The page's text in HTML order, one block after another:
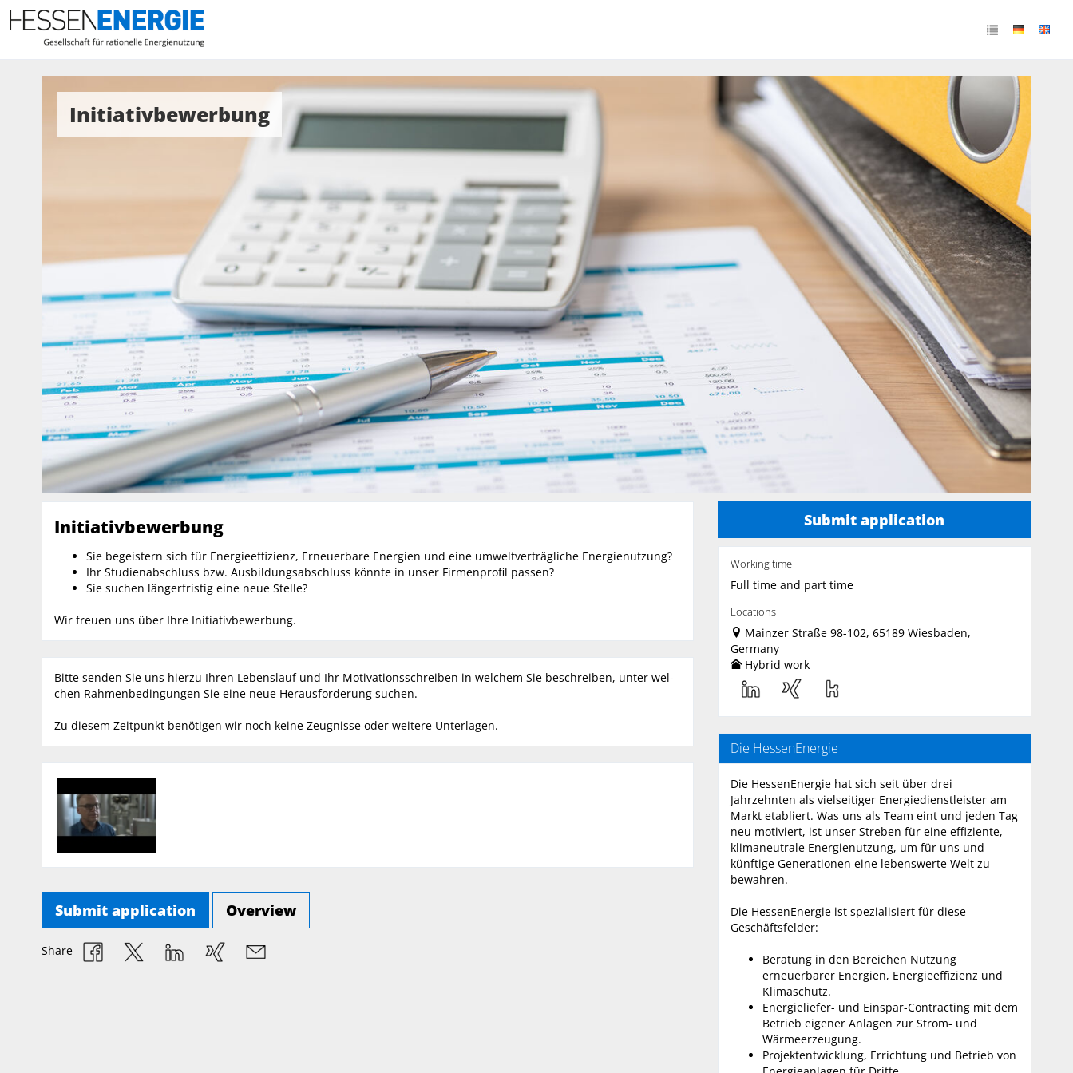
Initiativbewerbung
Initiativbewerbung
Sie begeistern sich für Energieeffizienz, Erneuerbare Energien und eine umweltverträgliche Energie­nutzung?
Ihr Studienabschluss bzw. Ausbildungsabschluss könnte in unser Firmen­profil passen?
Sie suchen längerfristig eine neue Stelle?
Wir freuen uns über Ihre Initiativ­bewerbung.
Bitte senden Sie uns hierzu Ihren Lebenslauf und Ihr Motivationsschreiben in welchem Sie beschreiben, unter wel­
chen Rah­men­bedingungen Sie eine neue Heraus­forderung suchen.
Zu diesem Zeitpunkt benötigen wir noch keine Zeugnisse oder weitere Unter­la­gen.
Submit application Overview
Share
Submit application
Working time
Full time and part time
Locations
Mainzer Straße 98-102, 65189 Wiesbaden,
Germany
Hybrid work
Die HessenEnergie
Die HessenEnergie hat sich seit über drei
Jahrzehnten als vielseitiger Energiedienstleister am
Markt etabliert. Was uns als Team eint und jeden Tag
neu motiviert, ist unser Streben für eine effiziente,
klimaneutrale Energienutzung, um für uns und
künftige Generationen eine lebenswerte Welt zu
bewahren.
Die HessenEnergie ist spezialisiert für diese
Geschäftsfelder:
Beratung in den Bereichen Nutzung
erneuerbarer Energien, Energie­effi­zienz und
Kli­ma­schutz.
Energieliefer- und Einspar-Contracting mit dem
Be­trieb eige­ner An­la­gen zur Strom- und
Wärme­er­zeu­gung.
Projekt­entwicklung, Errichtung und Betrieb von